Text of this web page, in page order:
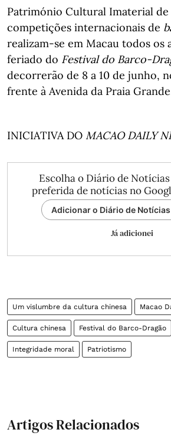
Património Cultural Imaterial de
competições internacionais de
realizam-se em Macau todos os
feriado do Festival do Barco-
decorrerão de 8 a 10 de junho,
frente à Avenida da Praia
INICIATIVA DO MACAO DAILY
Escolha o Diário de
preferida de notícias no
Adicionar o Diário de
Já adicionei
Um vislumbre da cultura chinesa Macao
Cultura chinesa Festival do Barco-Dragão
Integridade moral Patriotismo
Artigos Relacionados